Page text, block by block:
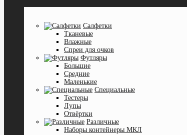
Салфетки
Тканевые
Влажные
Спреи для очков
Футляры
Большие
Средние
Маленькие
Специальные
Тестеры
Лупы
Отвёртки
Различные
Наборы контейнеры МКЛ